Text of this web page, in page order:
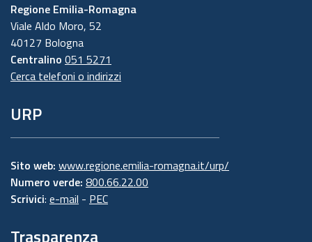
Regione Emilia-Romagna
Viale Aldo Moro, 52
40127 Bologna
Centralino 051 5271
Cerca telefoni o indirizzi
URP
Sito web: www.regione.emilia-romagna.it/urp/
Numero verde: 800.66.22.00
Scrivici: e-mail - PEC
Trasparenza